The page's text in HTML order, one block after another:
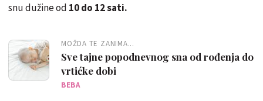
snu dužine od 10 do 12 sati.
MOŽDA TE ZANIMA...
Sve tajne popodnevnog sna od rođenja do
vrtićke dobi
BEBA